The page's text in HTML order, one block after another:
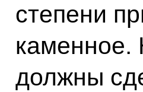
степени
каменное.
должны